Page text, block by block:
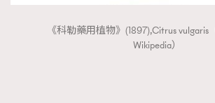
《科勒藥用植物》(1897),Citrus vulgaris
Wikipedia）